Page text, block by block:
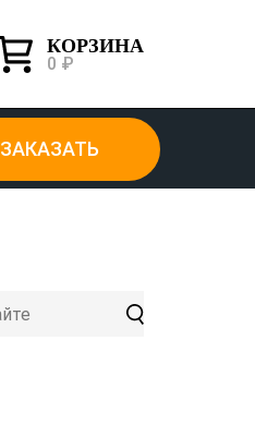
КОРЗИНА
0 ₽
ЗАКАЗАТЬ